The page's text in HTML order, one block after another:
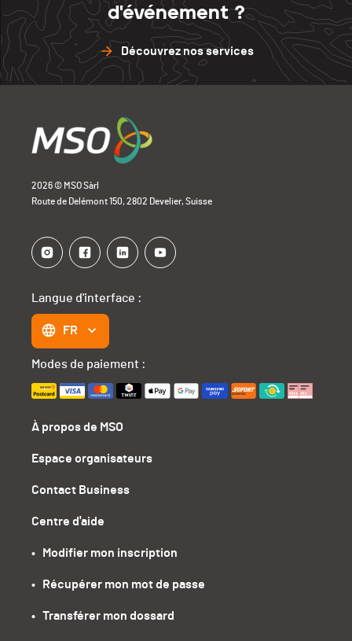
d'événement ?
Découvrez nos services
2026 © MSO Sàrl
Route de Delémont 150, 2802 Develier, Suisse
À propos de MSO
Espace organisateurs
Contact Business
Centre d'aide
•   Modifier mon inscription
•   Récupérer mon mot de passe
•   Transférer mon dossard
Langue d'interface :
FR
Modes de paiement :